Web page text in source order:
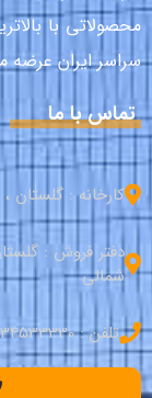
محصولاتی با
سراسر ایران عرضه
تماس با ما
کارخانه : گلستان
شمالی
تلفن : 34533330–017